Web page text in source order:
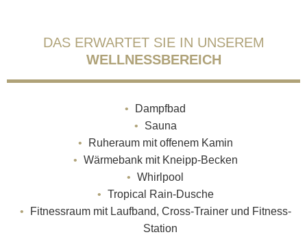
DAS ERWARTET SIE IN UNSEREM
WELLNESSBEREICH
Dampfbad
Sauna
Ruheraum mit offenem Kamin
Wärmebank mit Kneipp-Becken
Whirlpool
Tropical Rain-Dusche
Fitnessraum mit Laufband, Cross-Trainer und Fitness-
Station